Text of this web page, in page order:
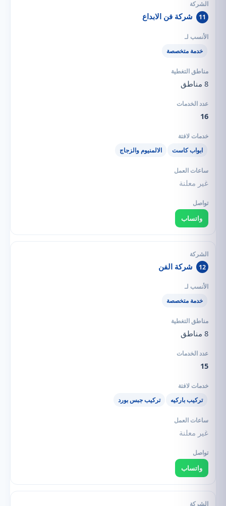
11 شركة فن الابداع
خدمة متخصصة
8 مناطق
16
ابواب كاست الالمنيوم والزجاج
غير معلنة
واتساب
12 شركة الفن
خدمة متخصصة
8 مناطق
15
تركيب باركيه تركيب جبس بورد
غير معلنة
واتساب